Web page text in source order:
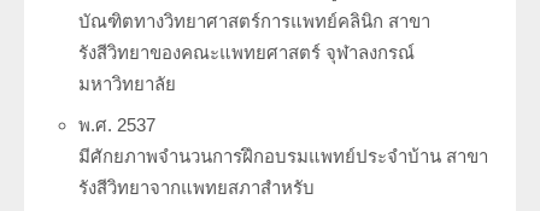
บัณฑิตทางวิทยาศาสตร์การแพทย์คลินิก สาขา
รังสีวิทยาของคณะแพทยศาสตร์ จุฬาลงกรณ์
มหาวิทยาลัย
พ.ศ. 2537
มีศักยภาพจำนวนการฝึกอบรมแพทย์ประจำบ้าน สาขา
รังสีวิทยาจากแพทยสภาสำหรับ